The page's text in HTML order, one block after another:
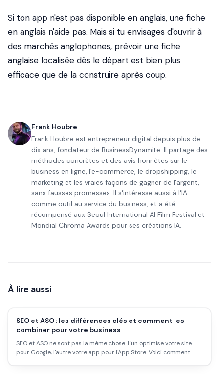
Si ton app n'est pas disponible en anglais, une fiche
en anglais n'aide pas. Mais si tu envisages d'ouvrir à
des marchés anglophones, prévoir une fiche
anglaise localisée dès le départ est bien plus
efficace que de la construire après coup.
Frank Houbre
Frank Houbre est entrepreneur digital depuis plus de
dix ans, fondateur de BusinessDynamite. Il partage des
méthodes concrètes et des avis honnêtes sur le
business en ligne, l'e-commerce, le dropshipping, le
marketing et les vraies façons de gagner de l'argent,
sans fausses promesses. Il s'intéresse aussi à l'IA
comme outil au service du business, et a été
récompensé aux Seoul International AI Film Festival et
Mondial Chroma Awards pour ses créations IA.
À lire aussi
SEO et ASO : les différences clés et comment les
combiner pour votre business
SEO et ASO ne sont pas la même chose. L'un optimise votre site
pour Google, l'autre votre app pour l'App Store. Voici comment